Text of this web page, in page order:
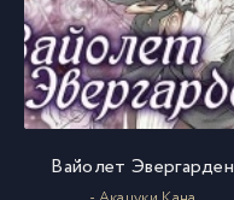
Вайолет Эвергарден